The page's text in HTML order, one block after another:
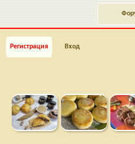
Регистрация Вход